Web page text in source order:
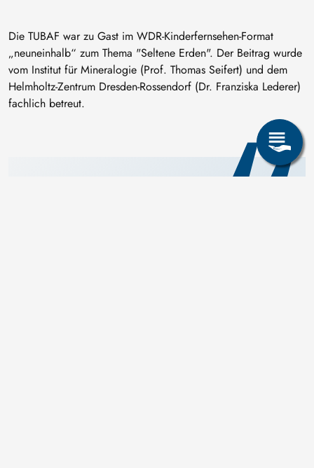
Die TUBAF war zu Gast im WDR-Kinderfernsehen-Format
„neuneinhalb“ zum Thema "Seltene Erden". Der Beitrag wurde
vom Institut für Mineralogie (Prof. Thomas Seifert) und dem
Helmholtz-Zentrum Dresden-Rossendorf (Dr. Franziska Lederer)
fachlich betreut.